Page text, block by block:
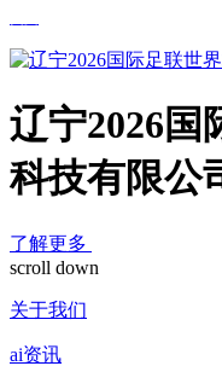
辽宁2026国
科技有限公
了解更多
scroll down
关于我们
ai资讯